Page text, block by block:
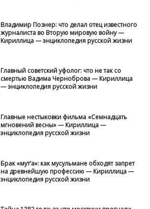
Владимир Познер: что делал отец известного
журналиста во Вторую мировую войну —
Кириллица — энциклопедия русской жизни
Главный советский уфолог: что не так со
смертью Вадима Черноброва — Кириллица
— энциклопедия русской жизни
Главные нестыковки фильма «Семнадцать
мгновений весны» — Кириллица —
энциклопедия русской жизни
Брак «мут‘а»: как мусульмане обходят запрет
на древнейшую профессию — Кириллица —
энциклопедия русской жизни